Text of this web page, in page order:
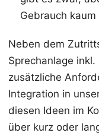
Gebrauch
Neben dem
Sprechanlage
zusätzliche
Integration in
diesen Ideen im
über kurz oder